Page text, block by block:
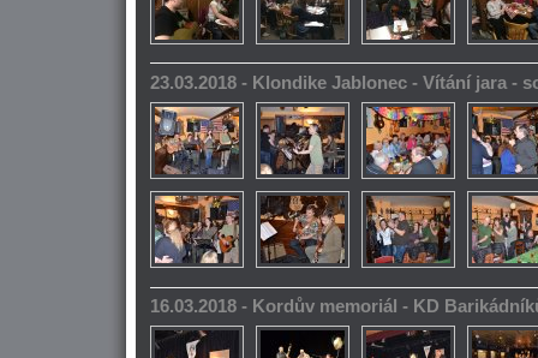
23.03.2018 - Klondike Jablonec - Vítání jara -
16.03.2018 - Kordův memoriál - KD